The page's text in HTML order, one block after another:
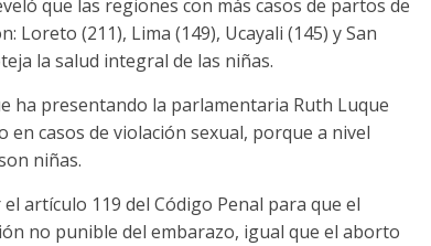
que las regiones con más casos de partos de
Loreto (211), Lima (149), Ucayali (145) y San
la salud integral de las niñas.
ha presentando la parlamentaria Ruth Luque
casos de violación sexual, porque a nivel
niñas.
artículo 119 del Código Penal para que el
no punible del embarazo, igual que el aborto